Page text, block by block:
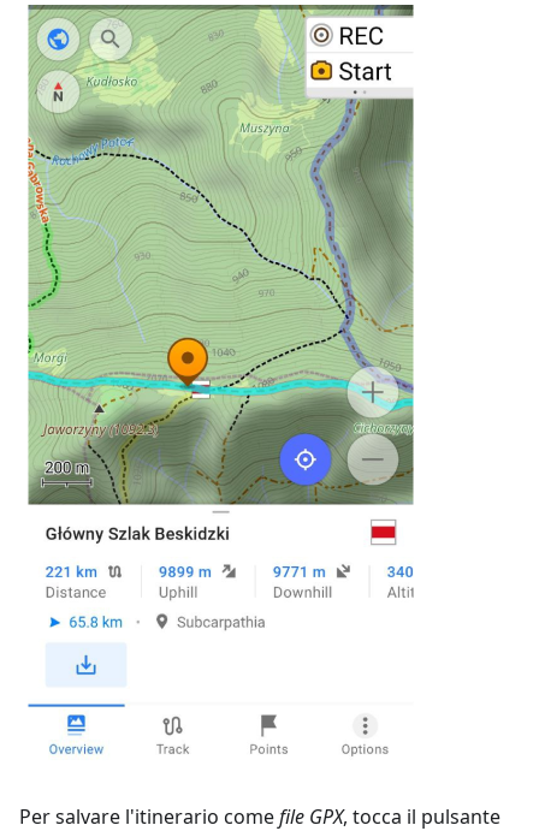
Per salvare l'itinerario comefile GPX, tocca il pulsante